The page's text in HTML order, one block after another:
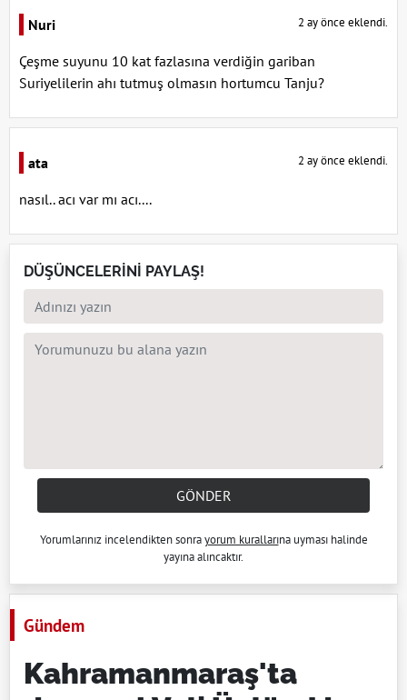
Nuri 2 ay önce eklendi.
Çeşme suyunu 10 kat fazlasına verdiğin gariban
Suriyelilerin ahı tutmuş olmasın hortumcu Tanju?
ata 2 ay önce eklendi.
nasıl.. acı var mı acı....
DÜŞÜNCELERİNİ PAYLAŞ!
GÖNDER
Yorumlarınız incelendikten sonrayorum kurallarına uyması halinde
yayına alıncaktır.
Gündem
Kahramanmaraş'ta